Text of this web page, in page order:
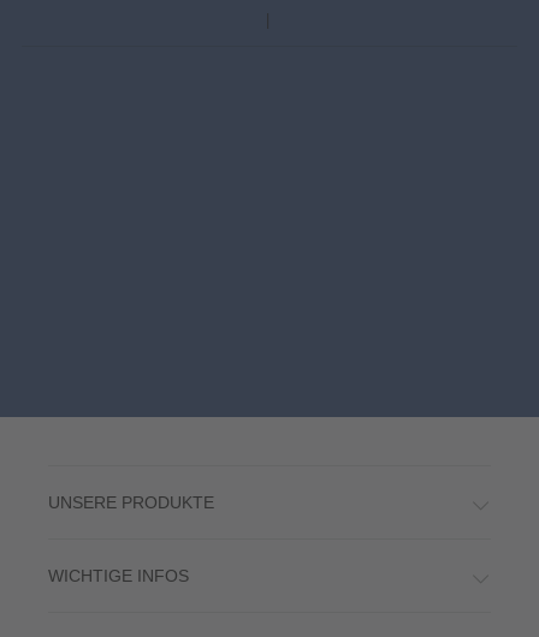
UNSERE PRODUKTE
WICHTIGE INFOS